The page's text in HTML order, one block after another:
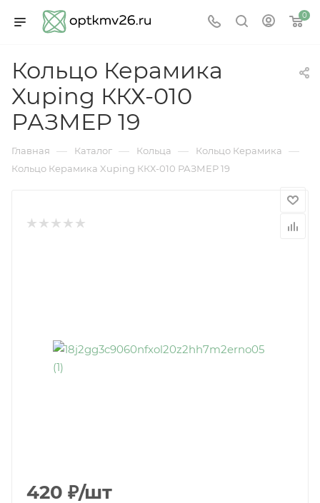
0
Кольцо Керамика
Xuping ККХ-010
РАЗМЕР 19
Главная — Каталог — Кольца — Кольцо Керамика —
Кольцо Керамика Xuping ККХ-010 РАЗМЕР 19
420 ₽/шт